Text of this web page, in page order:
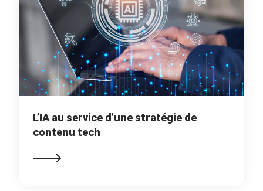
L’IA au service d’une stratégie de
contenu tech